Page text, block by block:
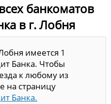
банкоматов
в г. Лобня
имеется 1
Банка. Чтобы
к любому из
на страницу
Банка.